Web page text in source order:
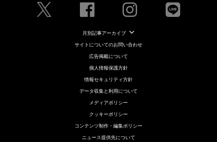
月別記事アーカイブ
サイトについてのお問い合わせ
広告掲載について
個人情報保護方針
情報セキュリティ方針
データ収集と利用について
メディアポリシー
クッキーポリシー
コンテンツ制作・編集ポリシー
ニュース提供先について